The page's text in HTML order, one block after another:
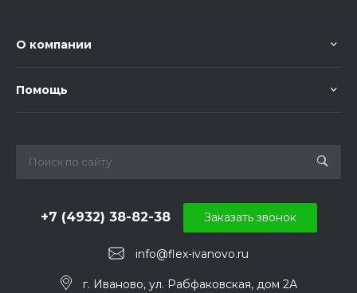
О компании
Помощь
+7 (4932) 38-82-38
info@flex-ivanovo.ru
Заказать звонок
г. Иваново, ул. Рабфаковская, дом 2А